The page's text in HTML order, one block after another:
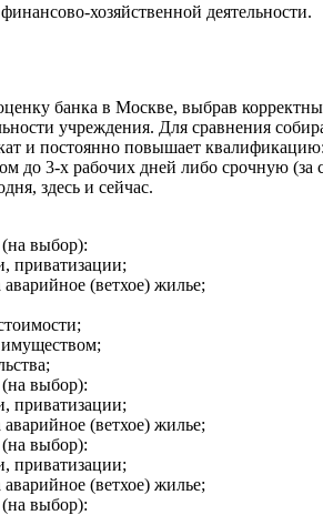
хозяйственной деятельности.
банка в Москве, выбрав
учреждения. Для сравнения
и постоянно повышает
до 3-х рабочих дней либо срочную
здесь и сейчас.
выбор):
приватизации;
(ветхое) жилье;
имуществом;
выбор):
приватизации;
(ветхое) жилье;
выбор):
приватизации;
(ветхое) жилье;
выбор):